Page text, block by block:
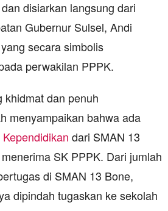
disiarkan langsung dari
Gubernur Sulsel, Andi
secara simbolis
perwakilan PPPK.
khidmat dan penuh
menyampaikan bahwa ada
dari SMAN 13
SK PPPK. Dari jumlah
di SMAN 13 Bone,
dipindah tugaskan ke sekolah